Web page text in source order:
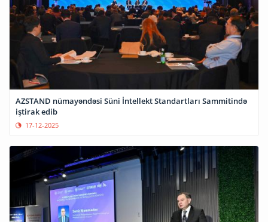
AZSTAND nümayəndəsi Süni İntellekt Standartları Sammitində
iştirak edib
17-12-2025